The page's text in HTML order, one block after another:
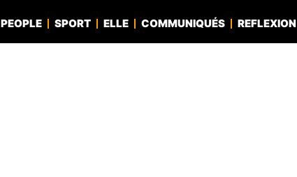
PEOPLE SPORT ELLE COMMUNIQUÉS REFLEXION